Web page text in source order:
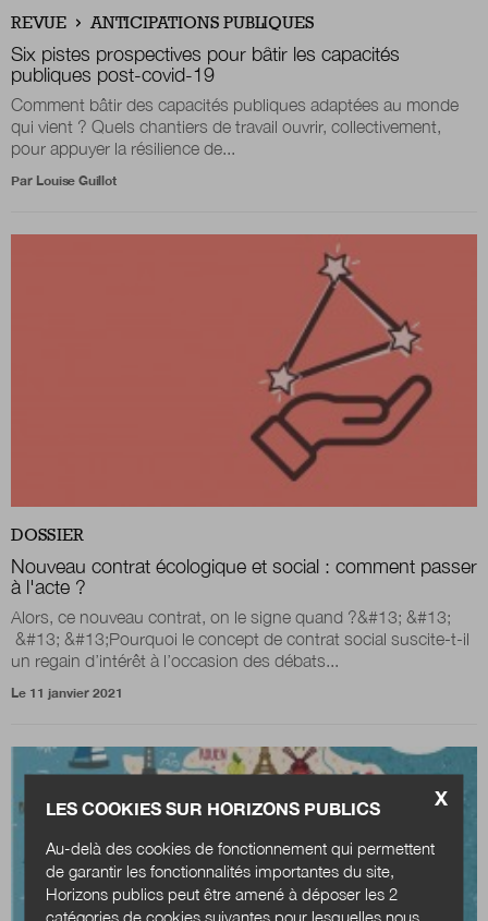
Nous suivre sur Twitter
REVUE ANTICIPATIONS PUBLIQUES
Six pistes prospectives pour bâtir les capacités
publiques post-covid-19
Comment bâtir des capacités publiques adaptées au monde
qui vient ? Quels chantiers de travail ouvrir, collectivement,
pour appuyer la résilience de...
Par Louise Guillot
DOSSIER
Nouveau contrat écologique et social : comment passer
à l'acte ?
Alors, ce nouveau contrat, on le signe quand ?&#13; &#13;
&#13; &#13;Pourquoi le concept de contrat social suscite-t-il
un regain d’intérêt à l’occasion des débats...
Le 11 janvier 2021
X
LES COOKIES SUR HORIZONS PUBLICS
Au-delà des cookies de fonctionnement qui permettent
de garantir les fonctionnalités importantes du site,
Horizons publics peut être amené à déposer les 2
catégories de cookies suivantes pour lesquelles nous